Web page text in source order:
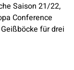
Saison 21/22,
Conference
für drei